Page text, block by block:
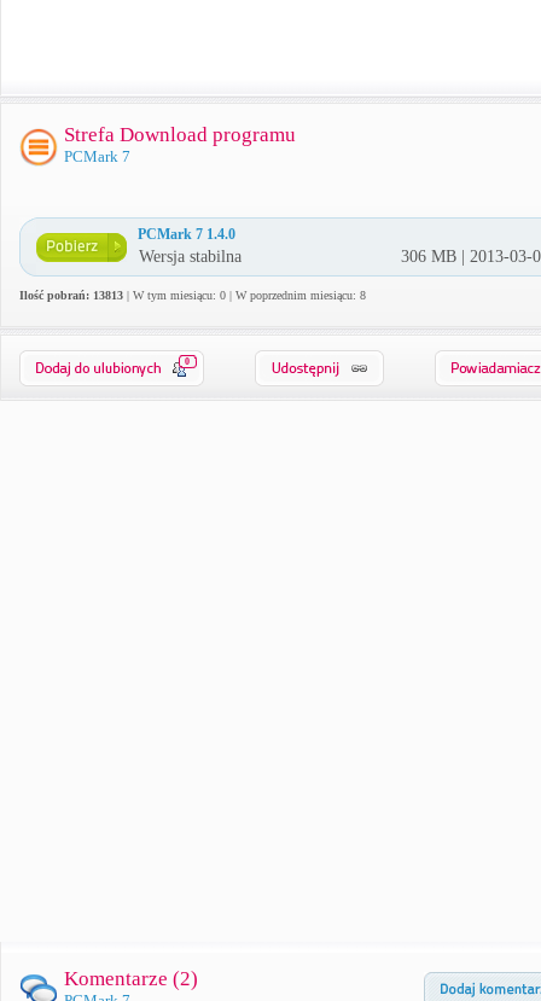
Strefa Download programu
PCMark 7
PCMark 7 1.4.0
Wersja stabilna 306 MB | 2013-03-
Ilość pobrań: 13813 | W tym miesiącu: 0 | W poprzednim miesiącu: 8
0
Komentarze (2)